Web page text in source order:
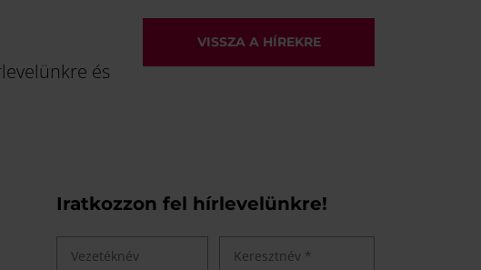
és
VISSZA A HÍREKRE
Iratkozzon fel hírlevelünkre!